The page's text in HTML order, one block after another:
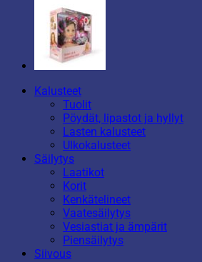
Kalusteet
Tuolit
Pöydät, lipastot ja hyllyt
Lasten kalusteet
Ulkokalusteet
Säilytys
Laatikot
Korit
Kenkätelineet
Vaatesäilytys
Vesiastiat ja ämpärit
Piensäilytys
Siivous